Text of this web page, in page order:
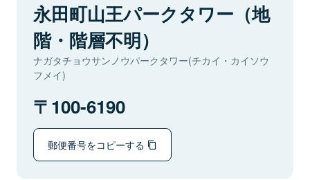
永田町山王パークタワー（地
階・階層不明）
ナガタチョウサンノウパークタワー(チカイ・カイソウ
フメイ)
100-6190
郵便番号をコピーする